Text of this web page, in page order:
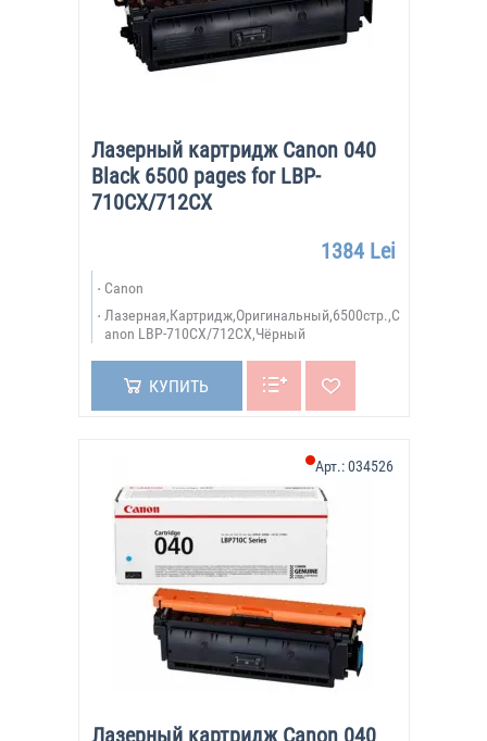
Лазерный картридж Canon 040
Black 6500 pages for LBP-
710CX/712CX
1384 Lei
Canon
Лазерная,Картридж,Оригинальный,6500стр.,C
anon LBP-710CX/712CX,Чёрный
КУПИТЬ
Лазерный картридж Canon 040
Арт.:034526